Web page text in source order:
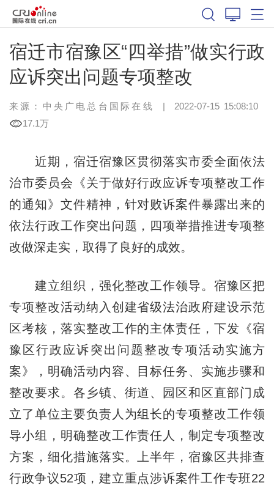
宿迁市宿豫区“四举措”做实行政
应诉突出问题专项整改
来源：中央广电总台国际在线 | 2022-07-15 15:08:10
17.1万
近期，宿迁宿豫区贯彻落实市委全面依法
治市委员会《关于做好行政应诉专项整改工作
的通知》文件精神，针对败诉案件暴露出来的
依法行政工作突出问题，四项举措推进专项整
改做深走实，取得了良好的成效。
建立组织，强化整改工作领导。宿豫区把
专项整改活动纳入创建省级法治政府建设示范
区考核，落实整改工作的主体责任，下发《宿
豫区行政应诉突出问题整改专项活动实施方
案》，明确活动内容、目标任务、实施步骤和
整改要求。各乡镇、街道、园区和区直部门成
立了单位主要负责人为组长的专项整改工作领
导小组，明确整改工作责任人，制定专项整改
方案，细化措施落实。上半年，宿豫区共排查
行政争议52项，建立重点涉诉案件工作专班22